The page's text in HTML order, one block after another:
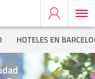
HOTELES EN